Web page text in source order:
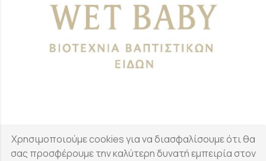
Επικοινωνία
Χρησιμοποιούμε cookies για να διασφαλίσουμε ότι θα
σας προσφέρουμε την καλύτερη δυνατή εμπειρία στον